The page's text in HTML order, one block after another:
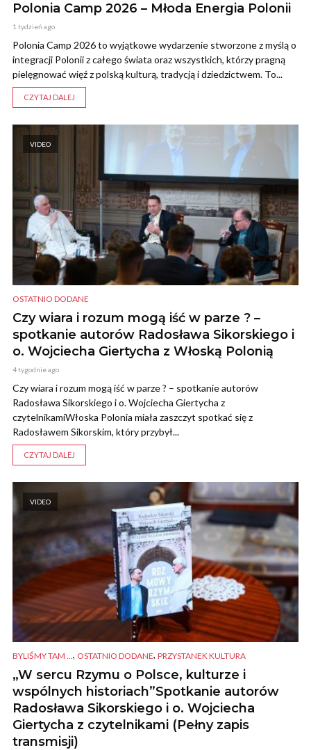
Polonia Camp 2026 – Młoda Energia Polonii
1 tydzień ago
Polonia Camp 2026 to wyjątkowe wydarzenie stworzone z myślą o
integracji Polonii z całego świata oraz wszystkich, którzy pragną
pielęgnować więź z polską kulturą, tradycją i dziedzictwem. To...
CZYTAJ DALEJ
VIDEO
OSTATNIO DODANE
Czy wiara i rozum mogą iść w parze ? –
spotkanie autorów Radosława Sikorskiego i
o. Wojciecha Giertycha z Włoską Polonią
4 tygodnie ago
Czy wiara i rozum mogą iść w parze ? – spotkanie autorów
Radosława Sikorskiego i o. Wojciecha Giertycha z
czytelnikamiWłoska Polonia miała zaszczyt spotkać się z
Radosławem Sikorskim, który przybył...
CZYTAJ DALEJ
VIDEO
BYLIŚMY TAM ... , OSTATNIO DODANE, PRZYSTANEK KULTURA
„W sercu Rzymu o Polsce, kulturze i
wspólnych historiach”Spotkanie autorów
Radosława Sikorskiego i o. Wojciecha
Giertycha z czytelnikami (Pełny zapis
transmisji)